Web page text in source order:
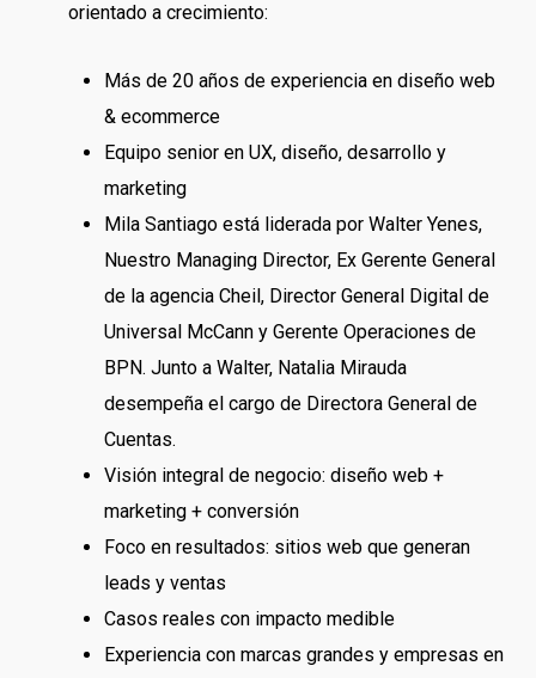
orientado a crecimiento:
Más de 20 años de experiencia en diseño web
& ecommerce
Equipo senior en UX, diseño, desarrollo y
marketing
Mila Santiago está liderada por Walter Yenes,
Nuestro Managing Director, Ex Gerente General
de la agencia Cheil, Director General Digital de
Universal McCann y Gerente Operaciones de
BPN. Junto a Walter, Natalia Mirauda
desempeña el cargo de Directora General de
Cuentas.
Visión integral de negocio: diseño web +
marketing + conversión
Foco en resultados: sitios web que generan
leads y ventas
Casos reales con impacto medible
Experiencia con marcas grandes y empresas en